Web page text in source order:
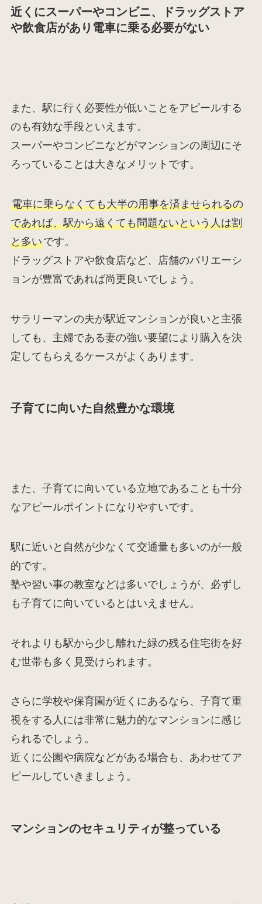
近くにスーパーやコンビニ、ドラッグストア
や飲食店があり電車に乗る必要がない
また、駅に行く必要性が低いことをアピールする
のも有効な手段といえます。
スーパーやコンビニなどがマンションの周辺にそ
ろっていることは大きなメリットです。
電車に乗らなくても大半の用事を済ませられるの
であれば、駅から遠くても問題ないという人は割
と多いです。
ドラッグストアや飲食店など、店舗のバリエーシ
ョンが豊富であれば尚更良いでしょう。
サラリーマンの夫が駅近マンションが良いと主張
しても、主婦である妻の強い要望により購入を決
定してもらえるケースがよくあります。
子育てに向いた自然豊かな環境
また、子育てに向いている立地であることも十分
なアピールポイントになりやすいです。
駅に近いと自然が少なくて交通量も多いのが一般
的です。
塾や習い事の教室などは多いでしょうが、必ずし
も子育てに向いているとはいえません。
それよりも駅から少し離れた緑の残る住宅街を好
む世帯も多く見受けられます。
さらに学校や保育園が近くにあるなら、子育て重
視をする人には非常に魅力的なマンションに感じ
られるでしょう。
近くに公園や病院などがある場合も、あわせてア
ピールしていきましょう。
マンションのセキュリティが整っている